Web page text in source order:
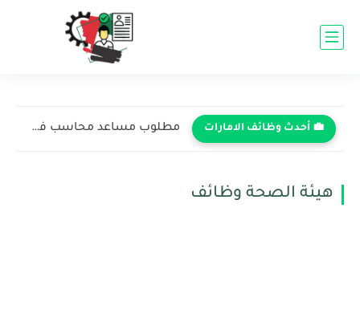
💼 أحدث وظائف الامارات مطلوب مساعد محاسب في شركة كبرى - دبي 2026 (برواتب...
هيئة الصحة وظائف